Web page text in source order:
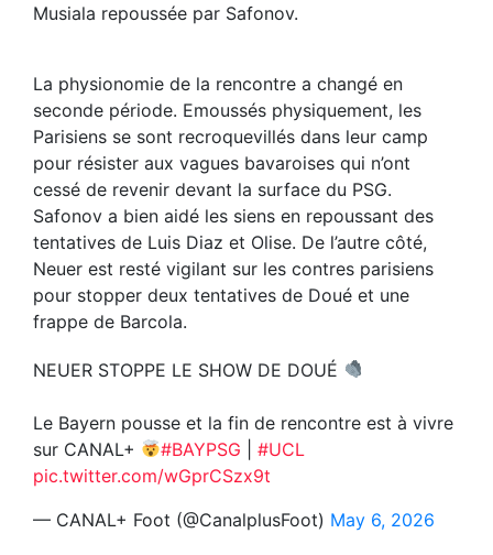
Musiala repoussée par Safonov.
La physionomie de la rencontre a changé en
seconde période. Emoussés physiquement, les
Parisiens se sont recroquevillés dans leur camp
pour résister aux vagues bavaroises qui n’ont
cessé de revenir devant la surface du PSG.
Safonov a bien aidé les siens en repoussant des
tentatives de Luis Diaz et Olise. De l’autre côté,
Neuer est resté vigilant sur les contres parisiens
pour stopper deux tentatives de Doué et une
frappe de Barcola.
NEUER STOPPE LE SHOW DE DOUÉ
Le Bayern pousse et la fin de rencontre est à vivre
sur CANAL+
#BAYPSG |#UCL
pic.twitter.com/wGprCSzx9t
— CANAL+ Foot (@CanalplusFoot) May 6, 2026